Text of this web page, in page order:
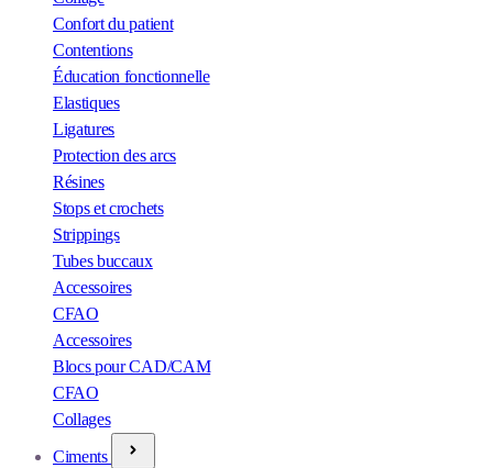
Confort du patient
Contentions
Éducation fonctionnelle
Elastiques
Ligatures
Protection des arcs
Résines
Stops et crochets
Strippings
Tubes buccaux
Accessoires
CFAO
Accessoires
Blocs pour CAD/CAM
CFAO
Collages
Ciments